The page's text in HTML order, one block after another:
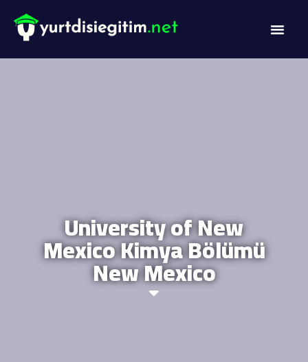
University of New
Mexico Kimya Bölümü
New Mexico